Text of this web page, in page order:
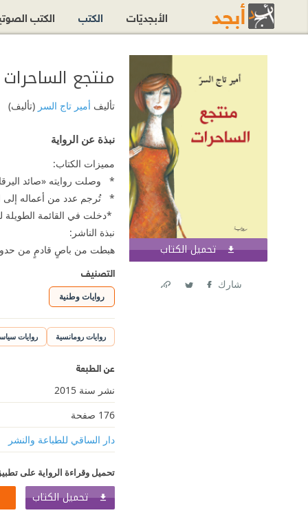
تحميل الكتاب اشترك الآن
شارك
منتجع الساحرات
تأليف أمير تاج السر(تأليف)
نبذة عن الرواية
مميزات الكتاب:
* وصلت روايته «صائد اليرقات»
* تُرجم عدد من أعماله إلى
*دخلت في القائمة الطويلة
نبذة الناشر:
هبطت من باصٍ قادمٍ من حدود
التصنيف
روايات وطنية
روايات رومانسية روايات
عن الطبعة
نشر سنة 2015
176 صفحة
دار الساقي للطباعة والنشر
تحميل وقراءة الرواية على
تحميل الكتاب
الأبجديّات الكتب الكتب